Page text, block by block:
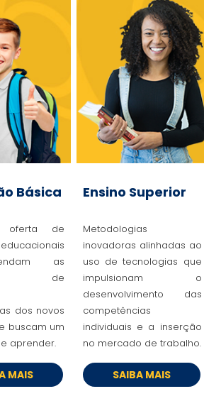
Básica
oferta de
as
de
dos novos
buscam um
aprender.
MAIS
Ensino Superior
Metodologias
inovadoras alinhadas ao
uso de tecnologias que
impulsionam o
desenvolvimento das
competências
individuais e a inserção
no mercado de trabalho.
SAIBA MAIS